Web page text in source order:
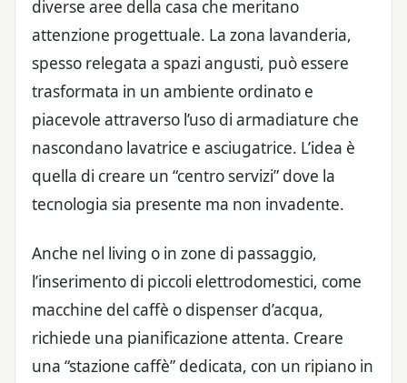
diverse aree della casa che meritano
attenzione progettuale. La zona lavanderia,
spesso relegata a spazi angusti, può essere
trasformata in un ambiente ordinato e
piacevole attraverso l’uso di armadiature che
nascondano lavatrice e asciugatrice. L’idea è
quella di creare un “centro servizi” dove la
tecnologia sia presente ma non invadente.
Anche nel living o in zone di passaggio,
l’inserimento di piccoli elettrodomestici, come
macchine del caffè o dispenser d’acqua,
richiede una pianificazione attenta. Creare
una “stazione caffè” dedicata, con un ripiano in